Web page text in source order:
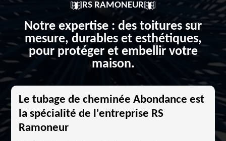
RS RAMONEUR
Notre expertise : des toitures sur
mesure, durables et esthétiques,
pour protéger et embellir votre
maison.
Le tubage de cheminée Abondance est
la spécialité de l'entreprise RS
Ramoneur